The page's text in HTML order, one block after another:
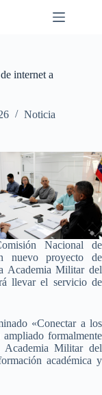
internet a
Noticia
Nacional de
nuevo proyecto de
Academia Militar del
llevar el servicio de
«Conectar a los
formalmente
Militar del
académica y